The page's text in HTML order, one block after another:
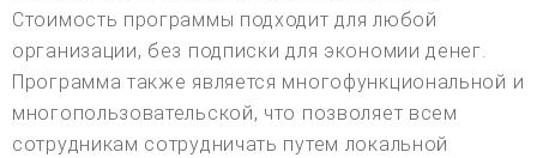
Стоимость программы подходит для любой
организации, без подписки для экономии денег.
Программа также является многофункциональной и
многопользовательской, что позволяет всем
сотрудникам сотрудничать путем локальной